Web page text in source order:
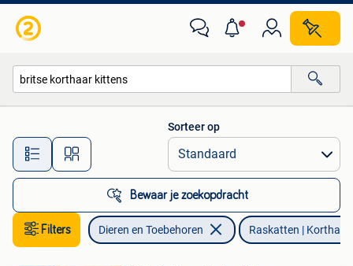
Alle afstanden…
Sorteer op
Bewaar je zoekopdracht
Filters Dieren en Toebehoren Raskatten | Korthaar